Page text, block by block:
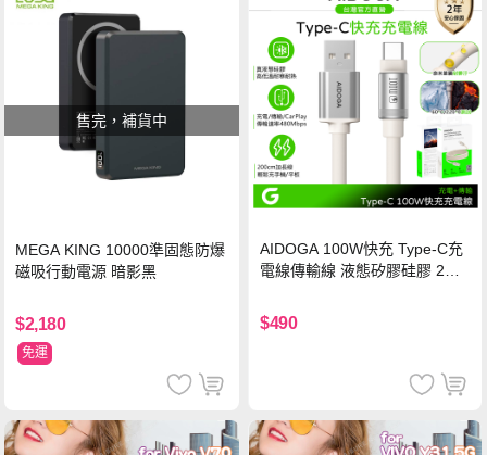
售完，補貨中
MEGA KING 10000準固態防爆
磁吸行動電源 暗影黑
$2,180
免運
AIDOGA 100W快充 Type-C充
電線傳輸線 液態矽膠硅膠 2M
$490